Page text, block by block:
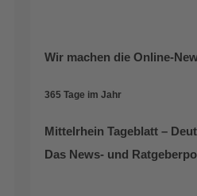
Wir machen die Online-
365 Tage im Jahr
Mittelrhein Tageblatt –
Das News- und